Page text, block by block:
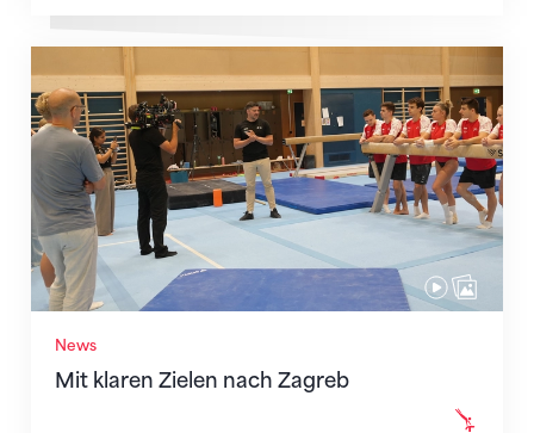
News
Mit klaren Zielen nach Zagreb
Mit klaren Zielen nach Zagreb